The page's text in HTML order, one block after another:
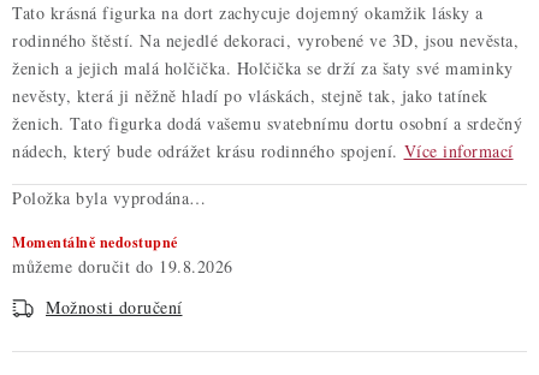
Tato krásná figurka na dort zachycuje dojemný okamžik lásky a
rodinného štěstí. Na nejedlé dekoraci, vyrobené ve 3D, jsou nevěsta,
ženich a jejich malá holčička. Holčička se drží za šaty své maminky
nevěsty, která ji něžně hladí po vláskách, stejně tak, jako tatínek
ženich. Tato figurka dodá vašemu svatebnímu dortu osobní a srdečný
nádech, který bude odrážet krásu rodinného spojení. Více informací
Položka byla vyprodána…
Momentálně nedostupné
19.8.2026
Možnosti doručení